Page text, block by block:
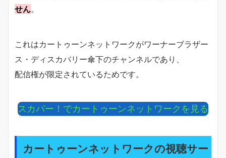
せん。
これはカートゥーンネットワークがワーナーブラザー
ス・ディスカバリー傘下のチャンネルであり、
配信権が限定されているためです。
スカパー！でカートゥーンネットワークを見る
カートゥーンネットワークの視聴サー